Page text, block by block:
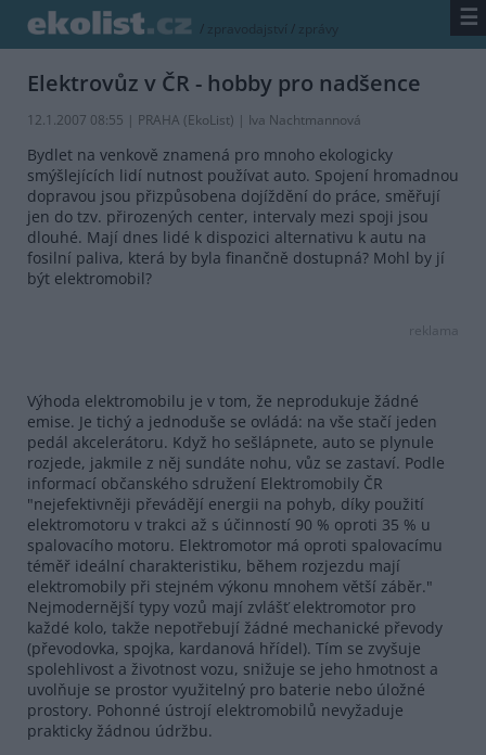
/ zpravodajství / zprávy ☰
Elektrovůz v ČR - hobby pro nadšence
12.1.2007 08:55 | PRAHA (EkoList) | Iva Nachtmannová
Bydlet na venkově znamená pro mnoho ekologicky
smýšlejících lidí nutnost používat auto. Spojení hromadnou
dopravou jsou přizpůsobena dojíždění do práce, směřují
jen do tzv. přirozených center, intervaly mezi spoji jsou
dlouhé. Mají dnes lidé k dispozici alternativu k autu na
fosilní paliva, která by byla finančně dostupná? Mohl by jí
být elektromobil?
reklama
Výhoda elektromobilu je v tom, že neprodukuje žádné
emise. Je tichý a jednoduše se ovládá: na vše stačí jeden
pedál akcelerátoru. Když ho sešlápnete, auto se plynule
rozjede, jakmile z něj sundáte nohu, vůz se zastaví. Podle
informací občanského sdružení Elektromobily ČR
"nejefektivněji převádějí energii na pohyb, díky použití
elektromotoru v trakci až s účinností 90 % oproti 35 % u
spalovacího motoru. Elektromotor má oproti spalovacímu
téměř ideální charakteristiku, během rozjezdu mají
elektromobily při stejném výkonu mnohem větší záběr."
Nejmodernější typy vozů mají zvlášť elektromotor pro
každé kolo, takže nepotřebují žádné mechanické převody
(převodovka, spojka, kardanová hřídel). Tím se zvyšuje
spolehlivost a životnost vozu, snižuje se jeho hmotnost a
uvolňuje se prostor využitelný pro baterie nebo úložné
prostory. Pohonné ústrojí elektromobilů nevyžaduje
prakticky žádnou údržbu.